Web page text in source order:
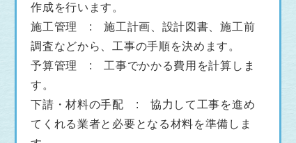
作成を行います。
施工管理 : 施工計画、設計図書、施工前
調査などから、工事の手順を決めます。
予算管理 : 工事でかかる費用を計算しま
す。
下請・材料の手配 : 協力して工事を進め
てくれる業者と必要となる材料を準備しま